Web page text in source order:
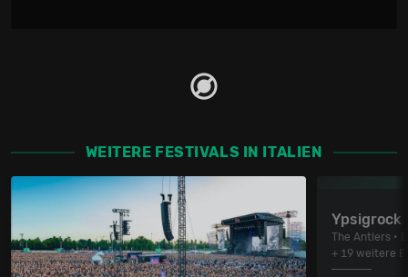
WEITERE FESTIVALS IN ITALIEN
Ypsigrock
The Antlers •
+ 19 weitere